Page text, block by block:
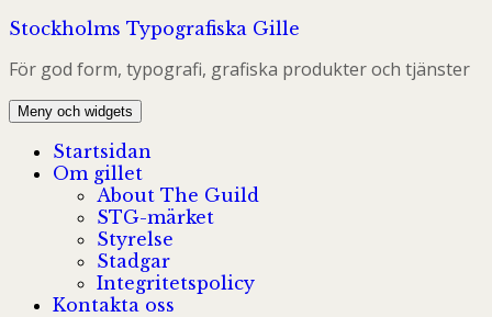
Hoppa
innehåll
Stockholms Typografiska Gille
För god form, typografi, grafiska produkter och tjänster
Meny och widgets
Startsidan
Om gillet
About The Guild
STG-märket
Styrelse
Stadgar
Integritetspolicy
Kontakta oss